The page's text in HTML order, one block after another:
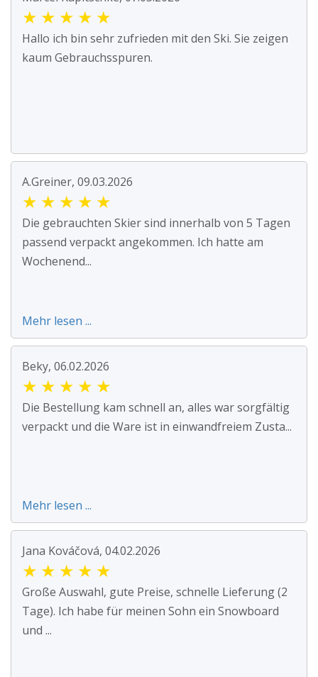
★ ★ ★ ★ ★
Hallo ich bin sehr zufrieden mit den Ski. Sie zeigen
kaum Gebrauchsspuren.
A.Greiner, 09.03.2026
★ ★ ★ ★ ★
Die gebrauchten Skier sind innerhalb von 5 Tagen
passend verpackt angekommen. Ich hatte am
Wochenend...
Mehr lesen ...
Beky, 06.02.2026
★ ★ ★ ★ ★
Die Bestellung kam schnell an, alles war sorgfältig
verpackt und die Ware ist in einwandfreiem Zusta...
Mehr lesen ...
Jana Kováčová, 04.02.2026
★ ★ ★ ★ ★
Große Auswahl, gute Preise, schnelle Lieferung (2
Tage). Ich habe für meinen Sohn ein Snowboard
und ...